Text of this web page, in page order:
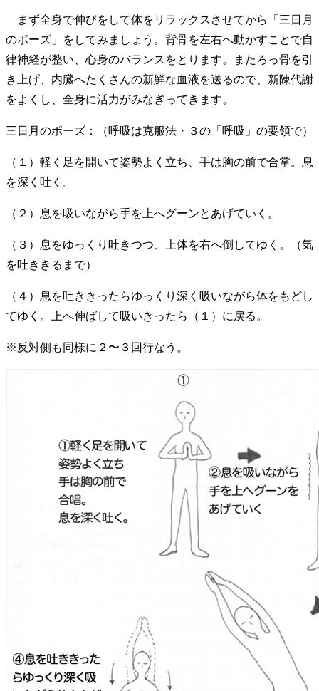
まず全身で伸びをして体をリラックスさせてから「三日月
のポーズ」をしてみましょう。背骨を左右へ動かすことで自
律神経が整い、心身のバランスをとります。またろっ骨を引
き上げ、内臓へたくさんの新鮮な血液を送るので、新陳代謝
をよくし、全身に活力がみなぎってきます。
三日月のポーズ：（呼吸は克服法・３の「呼吸」の要領で）
（１）軽く足を開いて姿勢よく立ち、手は胸の前で合掌。息
を深く吐く。
（２）息を吸いながら手を上へグーンとあげていく。
（３）息をゆっくり吐きつつ、上体を右へ倒してゆく。（気
を吐ききるまで）
（４）息を吐ききったらゆっくり深く吸いながら体をもどし
てゆく。上へ伸ばして吸いきったら（１）に戻る。
※反対側も同様に２〜３回行なう。